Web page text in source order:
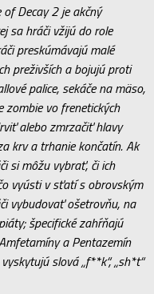
of Decay 2 je akčný
sa hráči vžijú do role
preskúmávajú malé
preživších a bojujú proti
palice, sekáče na mäso,
zombie vo frenetických
alebo zmrzačiť hlavy
krv a trhanie končatín. Ak
si môžu vybrať, či ich
vyústi v sťatí s obrovským
vybudovať ošetrovňu, na
špecifické zahŕňajú
a Pentazemín
slová „f**k“, „sh*t“